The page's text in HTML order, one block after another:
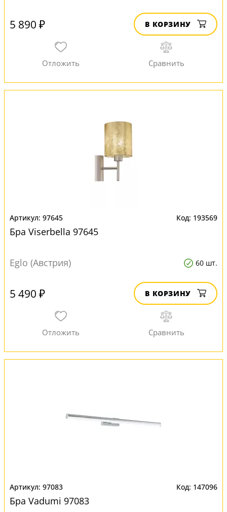
5 890 ₽ В КОРЗИНУ
97645 193569
Бра Viserbella 97645
Eglo (Австрия) 60 шт.
5 490 ₽ В КОРЗИНУ
97083 147096
Бра Vadumi 97083